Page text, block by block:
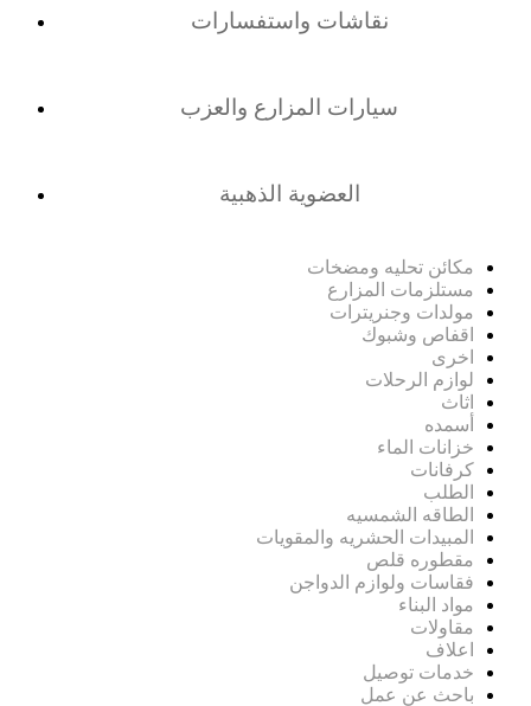
نقاشات واستفسارات
سيارات المزارع والعزب
العضوية الذهبية
مكائن تحليه ومضخات
مستلزمات المزارع
مولدات وجنريترات
اقفاص وشبوك
اخرى
لوازم الرحلات
اثاث
أسمده
خزانات الماء
كرفانات
الطلب
الطاقه الشمسيه
المبيدات الحشريه والمقويات
مقطوره قلص
فقاسات ولوازم الدواجن
مواد البناء
مقاولات
اعلاف
خدمات توصيل
باحث عن عمل